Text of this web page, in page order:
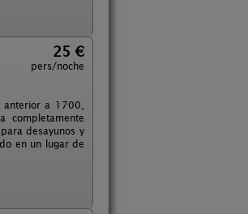
25 €
pers/noche
a 1700,
completamente
desayunos y
en un lugar de